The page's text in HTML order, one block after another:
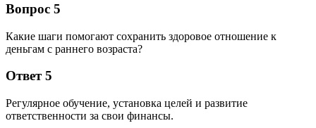
Вопрос 5
Какие шаги помогают сохранить здоровое отношение к
деньгам с раннего возраста?
Ответ 5
Регулярное обучение, установка целей и развитие
ответственности за свои финансы.